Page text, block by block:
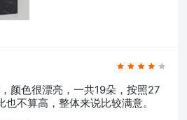
颜色很漂亮，一共19朵，按照27
不算高，整体来说比较满意。